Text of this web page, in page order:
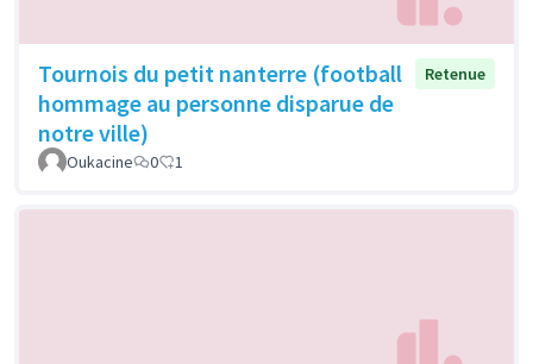
Tournois du petit nanterre (football
hommage au personne disparue de
notre ville)
Retenue
Oukacine 0 1